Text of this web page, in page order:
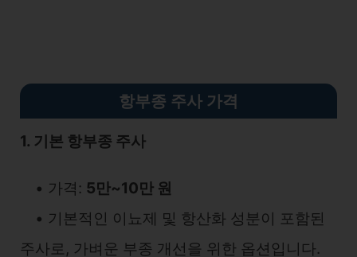
항부종 주사 가격
1. 기본 항부종 주사
• 가격: 5만~10만 원
• 기본적인 이뇨제 및 항산화 성분이 포함된
주사로, 가벼운 부종 개선을 위한 옵션입니다.